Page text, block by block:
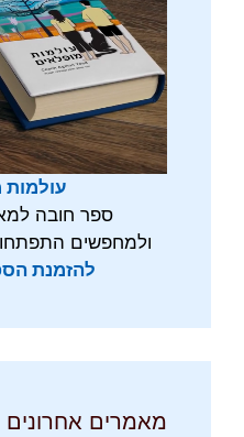
עולמות
ספר חובה
ולמחפשים
להזמנת
מאמרים אחרונים